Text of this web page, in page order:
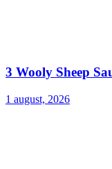
3 Wooly Sheep
1 august, 2026